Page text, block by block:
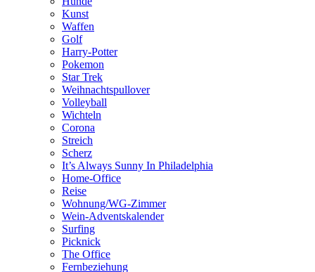
Kunst
Waffen
Golf
Harry-Potter
Pokemon
Star Trek
Weihnachtspullover
Volleyball
Wichteln
Corona
Streich
Scherz
It’s Always Sunny In Philadelphia
Home-Office
Reise
Wohnung/WG-Zimmer
Wein-Adventskalender
Surfing
Picknick
The Office
Fernbeziehung